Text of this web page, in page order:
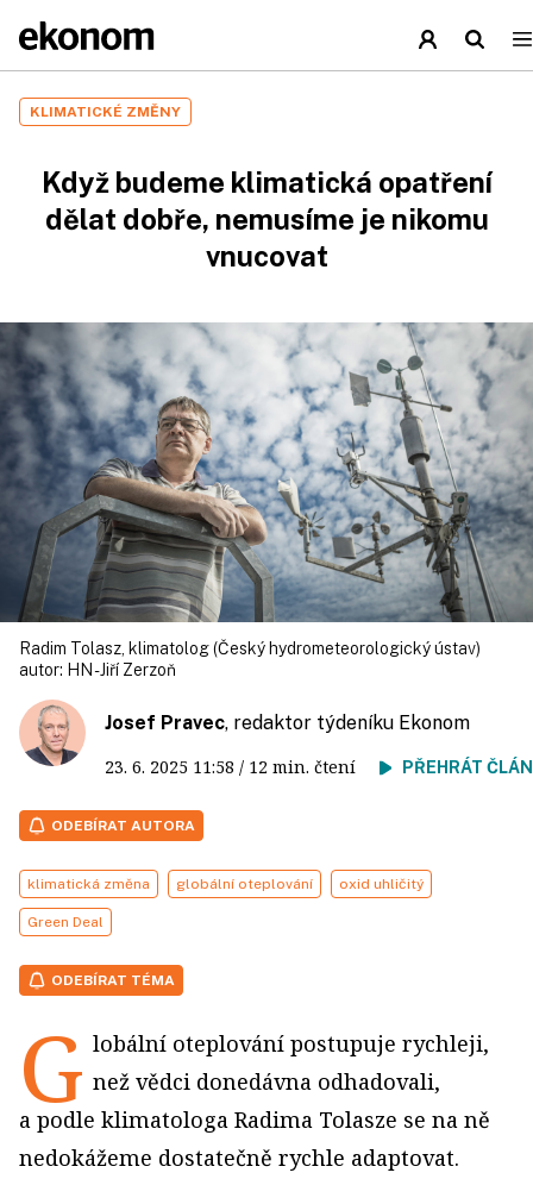
KLIMATICKÉ ZMĚNY
Když budeme klimatická opatření
dělat dobře, nemusíme je nikomu
vnucovat
Radim Tolasz, klimatolog (Český hydrometeorologický ústav)
autor: HN - Jiří Zerzoň
Josef Pravec, redaktor týdeníku Ekonom
23. 6. 2025 11:58 / 12 min. čtení PŘEHRÁT
ODEBÍRAT AUTORA
klimatická změna globální oteplování oxid uhličitý
Green Deal
ODEBÍRAT TÉMA
G lobální oteplování postupuje rychleji,
než vědci donedávna odhadovali,
a podle klimatologa Radima Tolasze se na ně
nedokážeme dostatečně rychle adaptovat.